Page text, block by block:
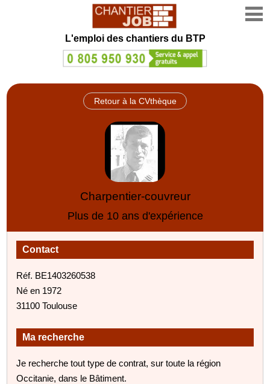
L'emploi des chantiers du BTP
Retour à la CVthèque
Charpentier-couvreur
Plus de 10 ans d'expérience
Contact
Réf. BE1403260538
Né en 1972
31100 Toulouse
Ma recherche
Je recherche tout type de contrat, sur toute la région
Occitanie, dans le Bâtiment.